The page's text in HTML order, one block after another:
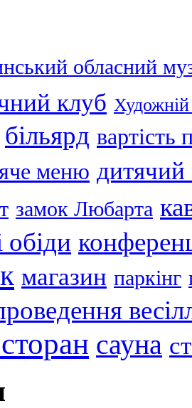
обласний
клуб
більярд вартість
меню
замок Любарта
обіди
магазин паркінг
сауна